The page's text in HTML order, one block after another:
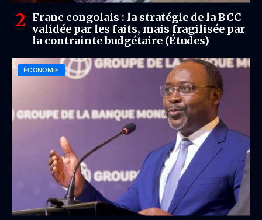
Franc congolais : la stratégie de la BCC
validée par les faits, mais fragilisée par
la contrainte budgétaire (Études)
ÉCONOMIE